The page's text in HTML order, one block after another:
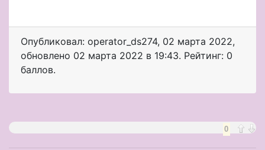
Опубликовал: operator_ds274, 02 марта 2022,
обновлено 02 марта 2022 в 19:43. Рейтинг: 0
баллов.
0